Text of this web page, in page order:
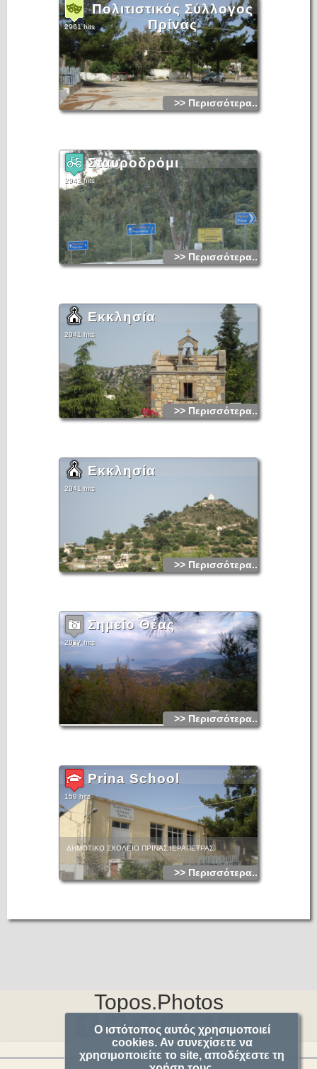
Πολιτιστικός Σύλλογος
Πρίνας
2961 hits
>> Περισσότερα...
Σταυροδρόμι
2942 hits
>> Περισσότερα...
Εκκλησία
2941 hits
>> Περισσότερα...
Εκκλησία
2941 hits
>> Περισσότερα...
Σημείο Θέας
2937 hits
>> Περισσότερα...
Prina School
158 hits
ΔΗΜΟΤΙΚΟ ΣΧΟΛΕΙΟ ΠΡΙΝΑΣ ΙΕΡΑΠΕΤΡΑΣ
>> Περισσότερα...
Topos.Photos
Ο ιστότοπος αυτός χρησιμοποιεί
cookies. Αν συνεχίσετε να
χρησιμοποιείτε το site, αποδέχεστε τη